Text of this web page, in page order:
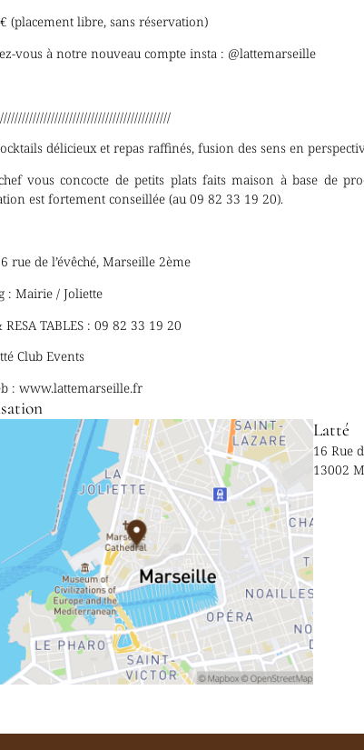
(placement libre, sans réservation)
vous à notre nouveau compte insta : @lattemarseille
délicieux et repas raffinés, fusion des sens en
vous concocte de petits plats faits maison à base de
est fortement conseillée (au 09 82 33 19 20).
rue de l’évêché, Marseille 2ème
: Mairie / Joliette
RESA TABLES : 09 82 33 19 20
Club Events
: www.lattemarseille.fr
Latté
16 Rue
13002